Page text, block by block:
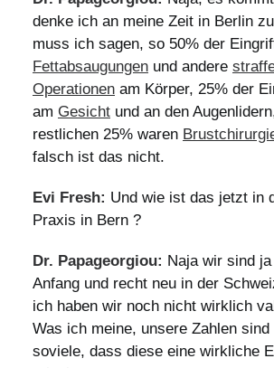
denke ich an meine Zeit in Berlin
muss ich sagen, so 50% der
Fettabsaugungen und andere
Operationen am Körper, 25% der
am Gesicht und an den
restlichen 25% waren
falsch ist das nicht.
Evi Fresh: Und wie ist das jetzt in
Praxis in Bern ?
Dr. Papageorgiou: Naja wir sind
Anfang und recht neu in der
ich haben wir noch nicht wirklich
Was ich meine, unsere Zahlen
soviele, dass diese eine wirkliche